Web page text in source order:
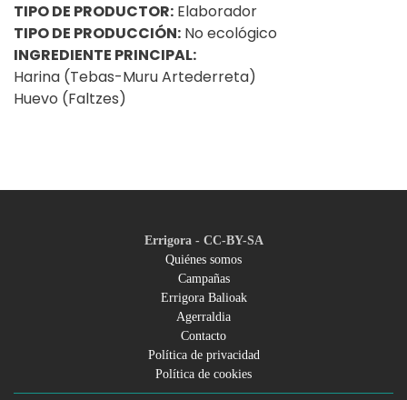
TIPO DE PRODUCTOR: Elaborador
TIPO DE PRODUCCIÓN: No ecológico
INGREDIENTE PRINCIPAL:
Harina (Tebas-Muru Artederreta)
Huevo (Faltzes)
Footer
menu
Errigora - CC-BY-SA
Quiénes somos
Campañas
Errigora Balioak
Agerraldia
Contacto
Política de privacidad
Política de cookies